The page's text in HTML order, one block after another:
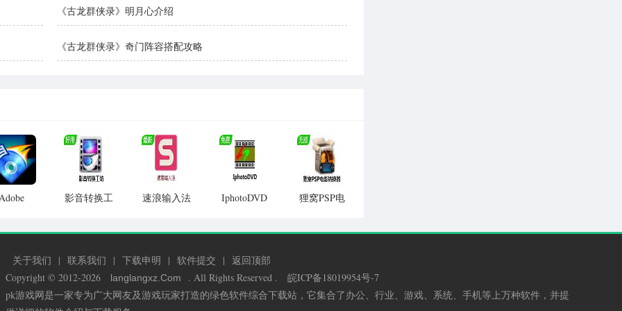
《古龙群侠录》明月心介绍
《古龙群侠录》奇门阵容搭配攻略
影音转换工
速浪输入法 IphotoDVD
狸窝PSP电
关于我们 | 联系我们 | 下载申明 | 软件提交 | 返回顶部
Copyright © 2012-2026
langlangxz .Com . All Rights Reserved .
皖ICP备18019954号-7
pk游戏网是一家专为广大网友及游戏玩家打造的绿色软件综合下载站，它集合了办公、行业、游戏、系统、手机等上万种软件，并提